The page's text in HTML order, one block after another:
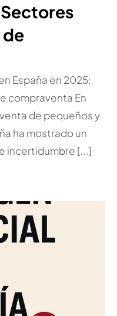
de
España en 2025:
compraventa En
de pequeños y
ha mostrado un
incertidumbre [...]